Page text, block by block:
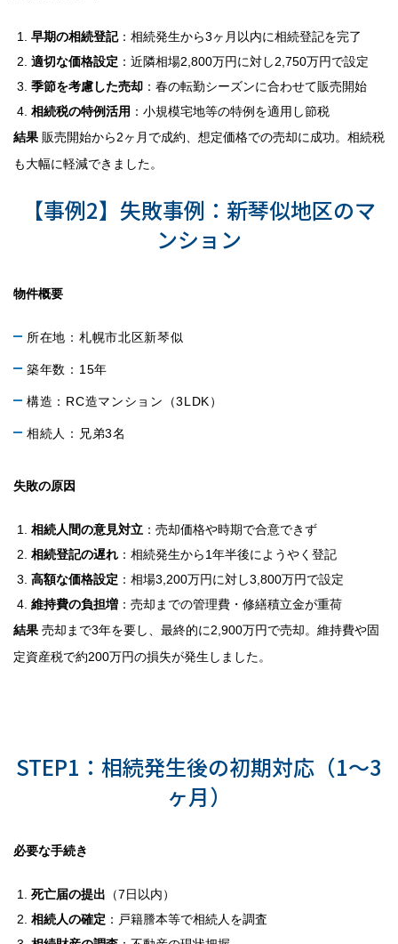
早期の相続登記：相続発生から3ヶ月以内に相続登記を完了
適切な価格設定 ：近隣相場2,800万円に対し2,750万円で設定
季節を考慮した売却 ：春の転勤シーズンに合わせて販売開始
相続税の特例活用 ：小規模宅地等の特例を適用し節税
結果 販売開始から2ヶ月で成約、想定価格での売却に成功。相続税
も大幅に軽減できました。
【事例2】失敗事例：新琴似地区のマ
ンション
物件概要
所在地：札幌市北区新琴似
築年数：15年
構造：RC造マンション（3LDK）
相続人：兄弟3名
失敗の原因
相続人間の意見対立 ：売却価格や時期で合意できず
相続登記の遅れ ：相続発生から1年半後にようやく登記
高額な価格設定 ：相場3,200万円に対し3,800万円で設定
維持費の負担増 ：売却までの管理費・修繕積立金が重荷
結果 売却まで3年を要し、最終的に2,900万円で売却。維持費や固
定資産税で約200万円の損失が発生しました。
STEP1：相続発生後の初期対応（1〜3
ヶ月）
必要な手続き
死亡届の提出 （7日以内）
相続人の確定 ：戸籍謄本等で相続人を調査